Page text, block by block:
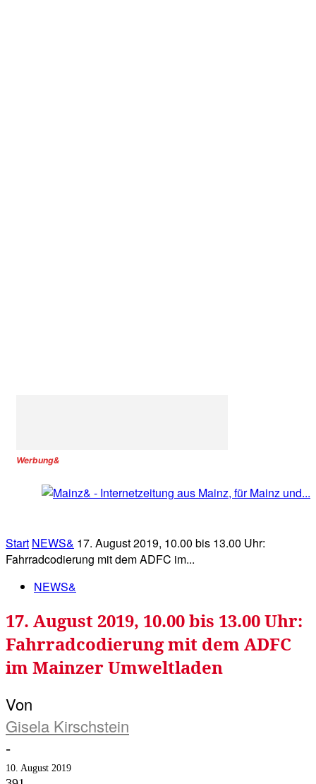
Werbung&
Start NEWS& 17. August 2019, 10.00 bis 13.00 Uhr:
Fahrradcodierung mit dem ADFC im...
NEWS&
17. August 2019, 10.00 bis 13.00 Uhr:
Fahrradcodierung mit dem ADFC
im Mainzer Umweltladen
Von
Gisela Kirschstein
-
10. August 2019